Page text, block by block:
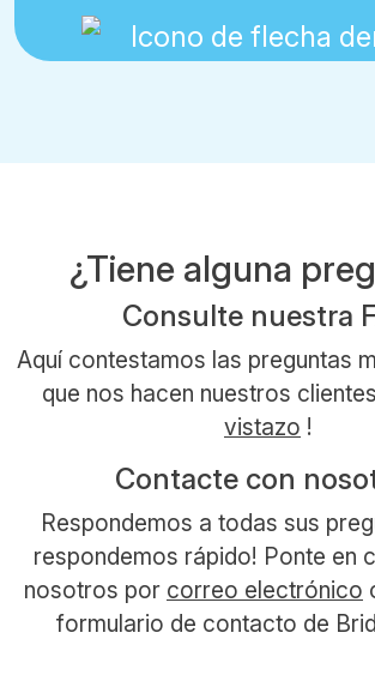
¿Tiene alguna
Consulte nuestra
Aquí contestamos las preguntas
que nos hacen nuestros
vistazo !
Contacte con
Respondemos a todas sus
respondemos rápido! Ponte en
nosotros por correo electrónico
formulario de contacto de